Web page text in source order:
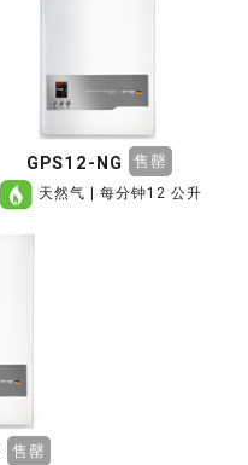
GPS12-NG 售罄
天然气 | 每分钟12 公升
售罄